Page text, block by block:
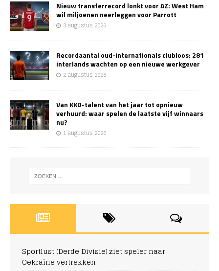
Nieuw transferrecord lonkt voor AZ: West Ham
wil miljoenen neerleggen voor Parrott
3 augustus 2026
Recordaantal oud-internationals clubloos: 281
interlands wachten op een nieuwe werkgever
2 augustus 2026
Van KKD-talent van het jaar tot opnieuw
verhuurd: waar spelen de laatste vijf winnaars
nu?
1 augustus 2026
Sportlust (Derde Divisie) ziet speler naar
Oekraïne vertrekken